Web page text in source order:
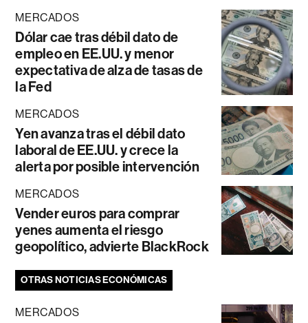
MERCADOS
Dólar cae tras débil dato de
empleo en EE.UU. y menor
expectativa de alza de tasas de
la Fed
MERCADOS
Yen avanza tras el débil dato
laboral de EE.UU. y crece la
alerta por posible intervención
MERCADOS
Vender euros para comprar
yenes aumenta el riesgo
geopolítico, advierte BlackRock
OTRAS NOTICIAS ECONÓMICAS
MERCADOS